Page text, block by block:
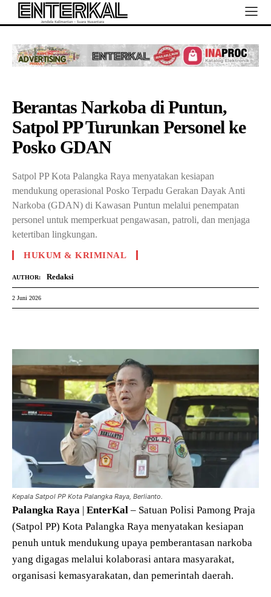
Berantas Narkoba di Puntun,
Satpol PP Turunkan Personel ke
Posko GDAN
Satpol PP Kota Palangka Raya menyatakan kesiapan
mendukung operasional Posko Terpadu Gerakan Dayak Anti
Narkoba (GDAN) di Kawasan Puntun melalui penempatan
personel untuk memperkuat pengawasan, patroli, dan menjaga
ketertiban lingkungan.
HUKUM & KRIMINAL
AUTHOR: Redaksi
2 Juni 2026
Kepala Satpol PP Kota Palangka Raya, Berlianto.
Palangka Raya | EnterKal – Satuan Polisi Pamong Praja
(Satpol PP) Kota Palangka Raya menyatakan kesiapan
penuh untuk mendukung upaya pemberantasan narkoba
yang digagas melalui kolaborasi antara masyarakat,
organisasi kemasyarakatan, dan pemerintah daerah.